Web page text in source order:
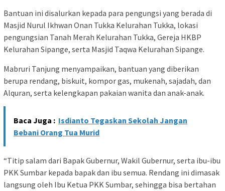
Bantuan ini disalurkan kepada para pengungsi yang berada di
Masjid Nurul Ikhwan Onan Tukka Kelurahan Tukka, lokasi
pengungsian Tanah Merah Kelurahan Tukka, Gereja HKBP
Kelurahan Sipange, serta Masjid Taqwa Kelurahan Sipange.
Mabruri Tanjung menyampaikan, bantuan yang diberikan
berupa rendang, biskuit, kompor gas, mukenah, sajadah, dan
Alquran, serta kelengkapan pakaian wanita dan anak-anak.
Baca Juga : Isdianto Tegaskan Sekolah Jangan
Bebani Orang Tua Murid
“Titip salam dari Bapak Gubernur, Wakil Gubernur, serta ibu-ibu
PKK Sumbar kepada bapak dan ibu semua. Rendang ini dimasak
langsung oleh Ibu Ketua PKK Sumbar, sehingga bisa bertahan